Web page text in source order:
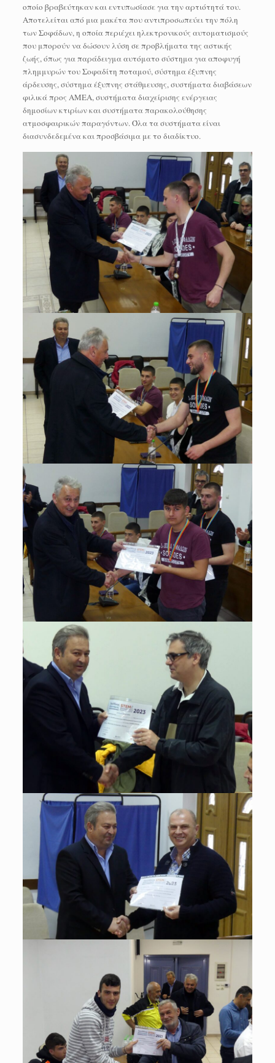
οποίο βραβεύτηκαν και εντυπωσίασε για την αρτιότητά του.
Αποτελείται από μια μακέτα που αντιπροσωπεύει την πόλη
των Σοφάδων, η οποία περιέχει ηλεκτρονικούς αυτοματισμούς
που μπορούν να δώσουν λύση σε προβλήματα της αστικής
ζωής, όπως για παράδειγμα αυτόματο σύστημα για αποφυγή
πλημμυρών του Σοφαδίτη ποταμού, σύστημα έξυπνης
άρδευσης, σύστημα έξυπνης στάθμευσης, συστήματα διαβάσεων
φιλικά προς ΑΜΕΑ, συστήματα διαχείρισης ενέργειας
δημοσίων κτιρίων και συστήματα παρακολούθησης
ατμοσφαιρικών παραγόντων. Όλα τα συστήματα είναι
διασυνδεδεμένα και προσβάσιμα με το διαδίκτυο.